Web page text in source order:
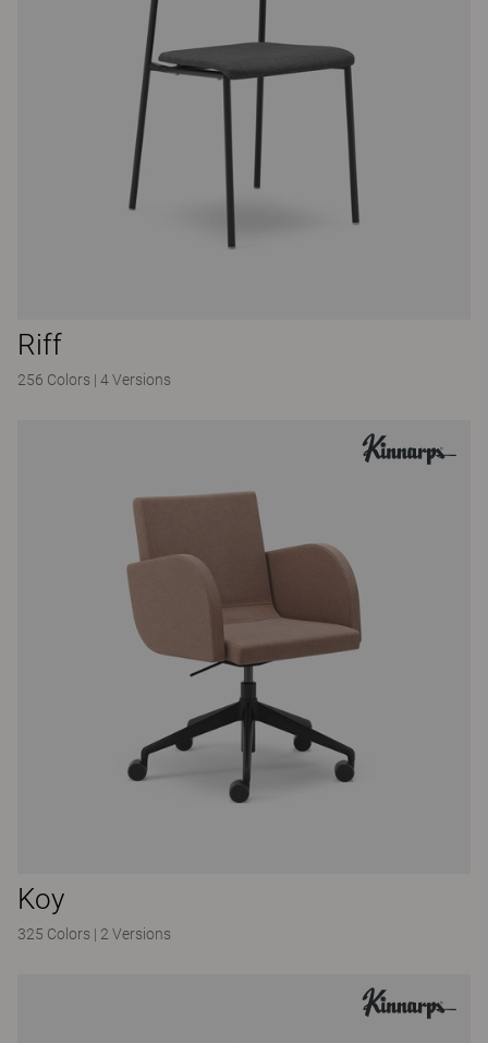
Riff
256 Colors | 4 Versions
Koy
325 Colors | 2 Versions